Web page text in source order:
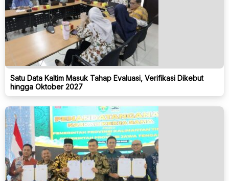
Satu Data Kaltim Masuk Tahap Evaluasi, Verifikasi Dikebut
hingga Oktober 2027